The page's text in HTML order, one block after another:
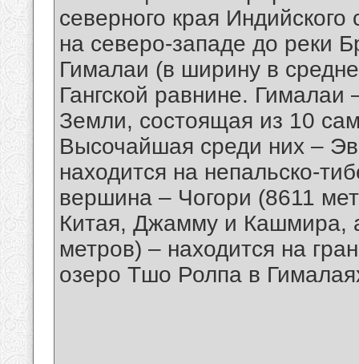
северного края Индийского
на северо-западе до реки
Гималаи (в ширину в
Гангской равнине.
Земли, состоящая из 10
Высочайшая среди них –
находится на непальско-
вершина – Чогори (8611
Китая, Джамму и Кашмира,
метров) – находится на
озеро Тшо Ролпа в